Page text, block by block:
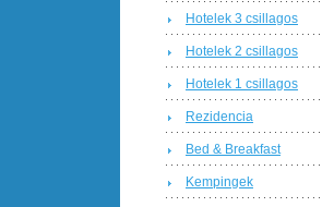
Hotelek 3 csillagos
Hotelek 2 csillagos
Hotelek 1 csillagos
Rezidencia
Bed & Breakfast
Kempingek